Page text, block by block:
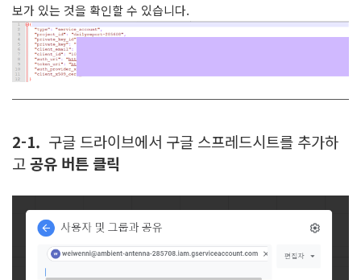
보가 있는 것을 확인할 수 있습니다.
2-1. 구글 드라이브에서 구글 스프레드시트를 추가하
고공유 버튼 클릭